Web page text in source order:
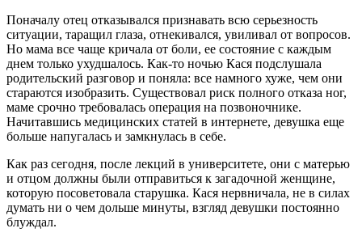
Поначалу отец отказывался признавать всю серьезность
ситуации, таращил глаза, отнекивался, увиливал от вопросов.
Но мама все чаще кричала от боли, ее состояние с каждым
днем только ухудшалось. Как-то ночью Кася подслушала
родительский разговор и поняла: все намного хуже, чем они
стараются изобразить. Существовал риск полного отказа ног,
маме срочно требовалась операция на позвоночнике.
Начитавшись медицинских статей в интернете, девушка еще
больше напугалась и замкнулась в себе.
Как раз сегодня, после лекций в университете, они с матерью
и отцом должны были отправиться к загадочной женщине,
которую посоветовала старушка. Кася нервничала, не в силах
думать ни о чем дольше минуты, взгляд девушки постоянно
блуждал.